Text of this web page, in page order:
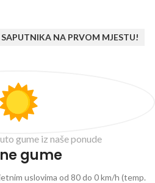
NA PRVOM MJESTU!
gume iz naše ponude
gume
uslovima od 80 do 0 km/h (temp.